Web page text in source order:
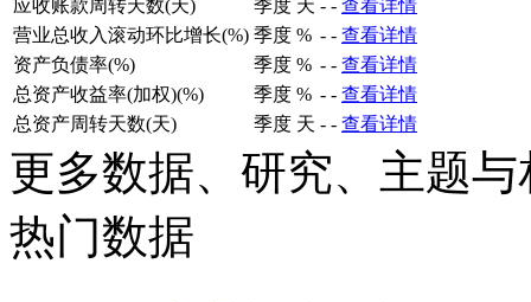
应收账款周转天数(天)
季度 天 - - 查看详情
营业总收入滚动环比增长(%) 季度 % - - 查看详情
资产负债率(%)
季度 % - - 查看详情
总资产收益率(加权)(%)
季度 % - - 查看详情
总资产周转天数(天)
季度 天 - - 查看详情
更多数据、研究、主题
热门数据